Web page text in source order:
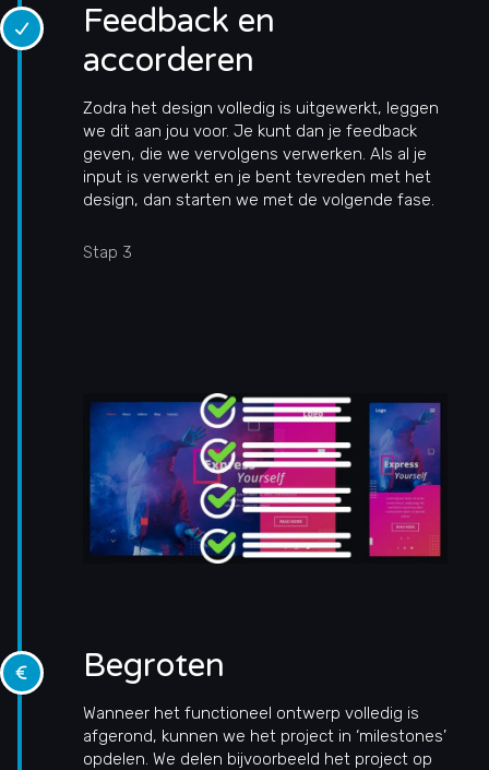
Feedback en
accorderen
Zodra het design volledig is uitgewerkt, leggen
we dit aan jou voor. Je kunt dan je feedback
geven, die we vervolgens verwerken. Als al je
input is verwerkt en je bent tevreden met het
design, dan starten we met de volgende fase.
Stap 3
Begroten
Wanneer het functioneel ontwerp volledig is
afgerond, kunnen we het project in ‘milestones’
opdelen. We delen bijvoorbeeld het project op